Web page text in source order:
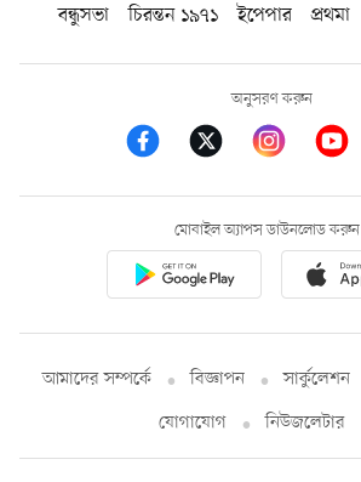
বন্ধুসভা
চিরন্তন ১৯৭১ ইপেপার প্রথমা
অনুসরণ করুন
মোবাইল অ্যাপস ডাউনলোড করুন
আমাদের সম্পর্কে বিজ্ঞাপন সার্কুলেশন
যোগাযোগ
নিউজলেটার